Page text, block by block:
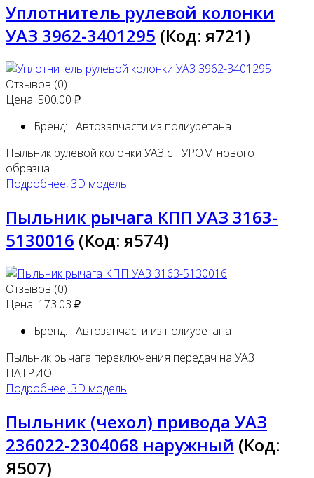
Уплотнитель рулевой колонки
УАЗ 3962-3401295 (Код: я721)
Отзывов (0)
Цена: 500.00 ₽
Бренд: Автозапчасти из полиуретана
Пыльник рулевой колонки УАЗ с ГУРОМ нового
образца
Подробнее, 3D модель
Пыльник рычага КПП УАЗ 3163-
5130016 (Код: я574)
Отзывов (0)
Цена: 173.03 ₽
Бренд: Автозапчасти из полиуретана
Пыльник рычага переключения передач на УАЗ
ПАТРИОТ
Подробнее, 3D модель
Пыльник (чехол) привода УАЗ
236022-2304068 наружный (Код:
Я507)